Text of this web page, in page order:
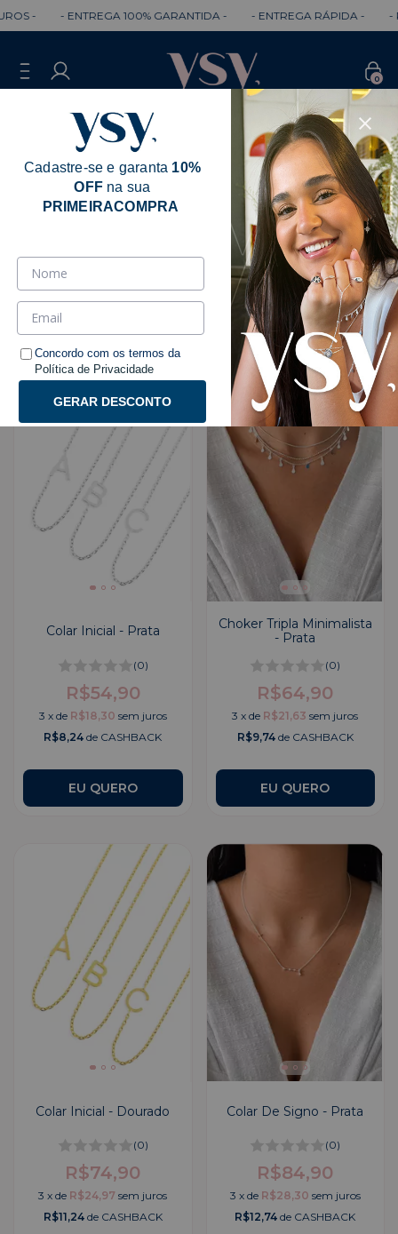
100% GARANTIDA - - ENTREGA RÁPIDA - - PARCELE
0
Influencers
Filtrar
Colar Inicial - Prata
(0)
R$54,90
3 x de R$18,30 sem juros
R$8,24 de CASHBACK
EU QUERO
Choker Tripla Minimalista
- Prata
(0)
R$64,90
3 xde R$21,63 sem juros
R$9,74de CASHBACK
Colar Inicial - Dourado
(0)
R$74,90
3 xde R$24,97 sem juros
R$11,24de CASHBACK
Colar De Signo - Prata
(0)
R$84,90
3 x de R$28,30 sem juros
R$12,74 de CASHBACK
Cadastre-se e garanta 10%
OFF na sua
PRIMEIRACOMPRA
Concordo com os termos da
Política de Privacidade
GERAR DESCONTO